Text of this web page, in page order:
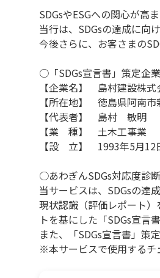
SDGsやESGへの関心が高
当行は、SDGsの達成に向
今後さらに、お客さまの
○「SDGs宣言書」策定企
【企業名】 島村建設株式
【所在地】 徳島県阿南
【代表者】 島村 敏明
【業 種】 土木工事業
【設 立】 1993年5月12
○あわぎんSDGs対応度診
当サービスは、SDGsの
現状認識（評価レポート
トを基にした「SDGs宣言
また、「SDGs宣言書」策
※本サービスで使用するチ